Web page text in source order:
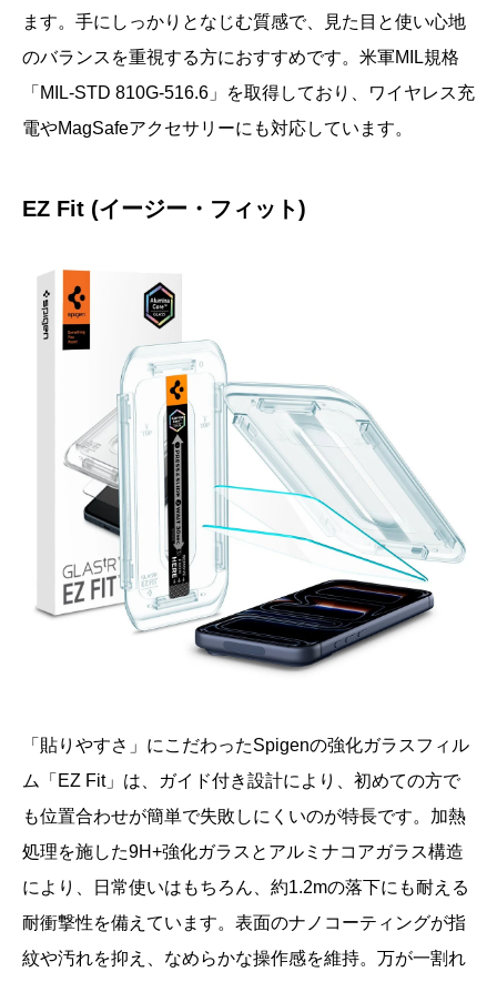
ます。手にしっかりとなじむ質感で、見た目と使い心地
のバランスを重視する方におすすめです。米軍MIL規格
「MIL-STD 810G-516.6」を取得しており、ワイヤレス充
電やMagSafeアクセサリーにも対応しています。
EZ Fit (イージー・フィット)
「貼りやすさ」にこだわったSpigenの強化ガラスフィル
ム「EZ Fit」は、ガイド付き設計により、初めての方で
も位置合わせが簡単で失敗しにくいのが特長です。加熱
処理を施した9H+強化ガラスとアルミナコアガラス構造
により、日常使いはもちろん、約1.2mの落下にも耐える
耐衝撃性を備えています。表面のナノコーティングが指
紋や汚れを抑え、なめらかな操作感を維持。万が一割れ